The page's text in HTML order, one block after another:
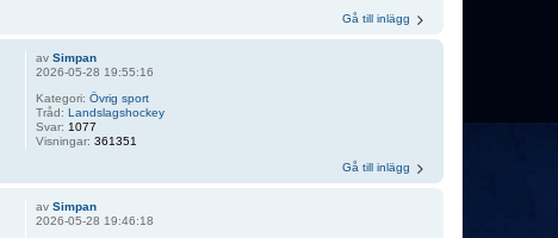
Gå till inlägg
avSimpan
2026-05-28 19:55:16
Kategori:Övrig sport
Tråd:Landslagshockey
Svar: 1077
Visningar:361351
Gå till inlägg
avSimpan
2026-05-28 19:46:18